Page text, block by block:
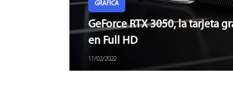
GRAFICA
GeForce RTX 3050, la tarjeta
en Full HD
11/02/2022